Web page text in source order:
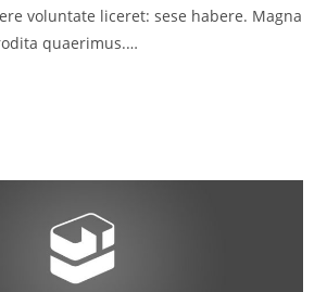
voluntate liceret: sese habere. Magna
quaerimus.…